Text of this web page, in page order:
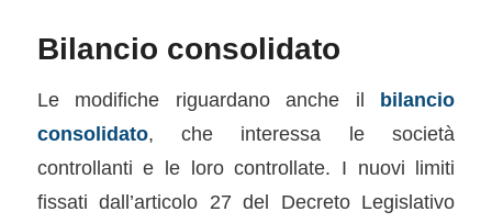
Bilancio consolidato
Le modifiche riguardano anche il bilancio
consolidato, che interessa le società
controllanti e le loro controllate. I nuovi limiti
fissati dall’articolo 27 del Decreto Legislativo